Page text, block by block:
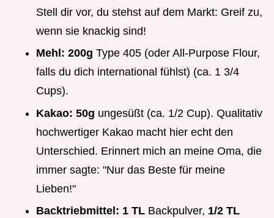
Stell dir vor, du stehst auf dem Markt: Greif zu,
wenn sie knackig sind!
Mehl: 200g Type 405 (oder All-Purpose Flour,
falls du dich international fühlst) (ca. 1 3/4
Cups).
Kakao: 50g ungesüßt (ca. 1/2 Cup). Qualitativ
hochwertiger Kakao macht hier echt den
Unterschied. Erinnert mich an meine Oma, die
immer sagte: "Nur das Beste für meine
Lieben!"
Backtriebmittel: 1 TL Backpulver, 1/2 TL